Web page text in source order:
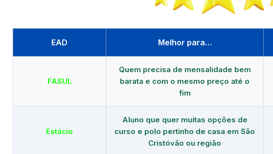
EAD Melhor para…
FASUL
Quem precisa de mensalidade bem
barata e com o mesmo preço até o
fim
Estácio
Aluno que quer muitas opções de
curso e polo pertinho de casa em São
Cristóvão ou região